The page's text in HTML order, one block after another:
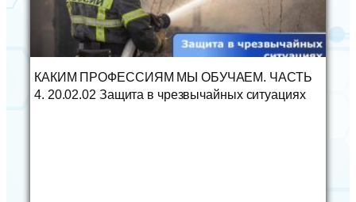
КАКИМ ПРОФЕССИЯМ МЫ ОБУЧАЕМ. ЧАСТЬ
4. 20.02.02 Защита в чрезвычайных ситуациях